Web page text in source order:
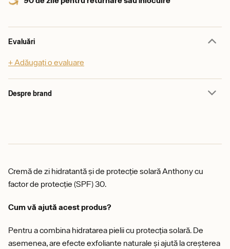
Evaluări
+ Adăugați o evaluare
Despre brand
Cremă de zi hidratantă și de protecție solară Anthony cu
factor de protecție (SPF) 30.
Cum vă ajută acest produs?
Pentru a combina hidratarea pielii cu protecția solară. De
asemenea, are efecte exfoliante naturale și ajută la creșterea